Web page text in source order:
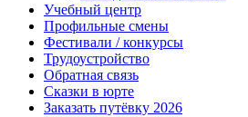
Учебный центр
Профильные смены
Фестивали / конкурсы
Трудоустройство
Обратная связь
Сказки в юрте
Заказать путёвку 2026